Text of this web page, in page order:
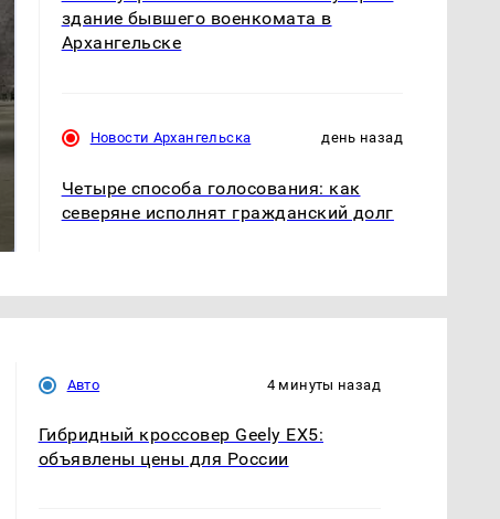
Не ешьте эту
готовую еду из
В ОАЭ произошло
жестокое убийство
здание бывшего военкомата в
Архангельске
Новости Архангельска день назад
Четыре способа голосования: как
северяне исполнят гражданский долг
Авто 4 минуты назад
Гибридный кроссовер Geely EX5:
объявлены цены для России